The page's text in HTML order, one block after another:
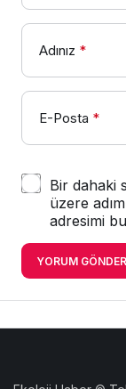
Adınız *
E-Posta *
Bir dahaki
üzere
adresimi
YORUM GÖNDER